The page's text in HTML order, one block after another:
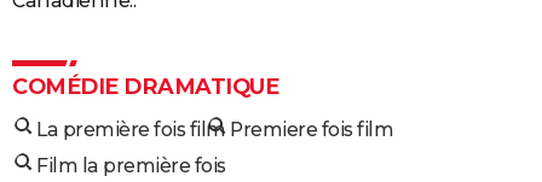
S'inscrire
Se connecter
Lycées
Collèges
Primaires
Universités
Entreprises
Service militaire
Avis de recherche
AVIS DE DÉCÈS
FORUM
COMÉDIE DRAMATIQUE
La première fois film Premiere fois film
Film la première fois